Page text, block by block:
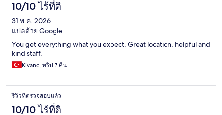
10/10 ไร้ที่ติ
31 พ.ค. 2026
แปลด้วย Google
You get everything what you expect. Great location, helpful and
kind staff.
Kivanc, ทริป 7 คืน
รีวิวที่ตรวจสอบแล้ว
10/10 ไร้ที่ติ